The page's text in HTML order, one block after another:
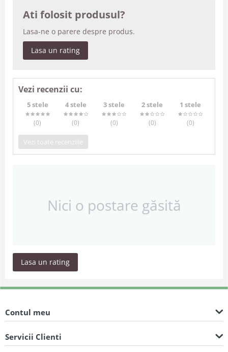
Ati folosit produsul?
Lasa-ne o parere despre produs.
Lasa un rating
Vezi recenzii cu:
5 stele
(0)
4 stele
(0)
3 stele
(0)
2 stele
(0)
1 stele
(0)
Vezi toate recenziile
Nici o postare găsită
Lasa un rating
Contul meu
Servicii Clienti